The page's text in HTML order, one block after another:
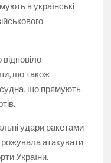
в українські
що також
що прямують
удари ракетами
атакувати
України.